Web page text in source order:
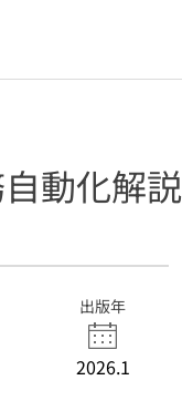
動化解説
出版年
2026.1